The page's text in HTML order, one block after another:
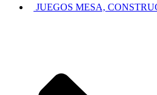
JUEGOS MESA,